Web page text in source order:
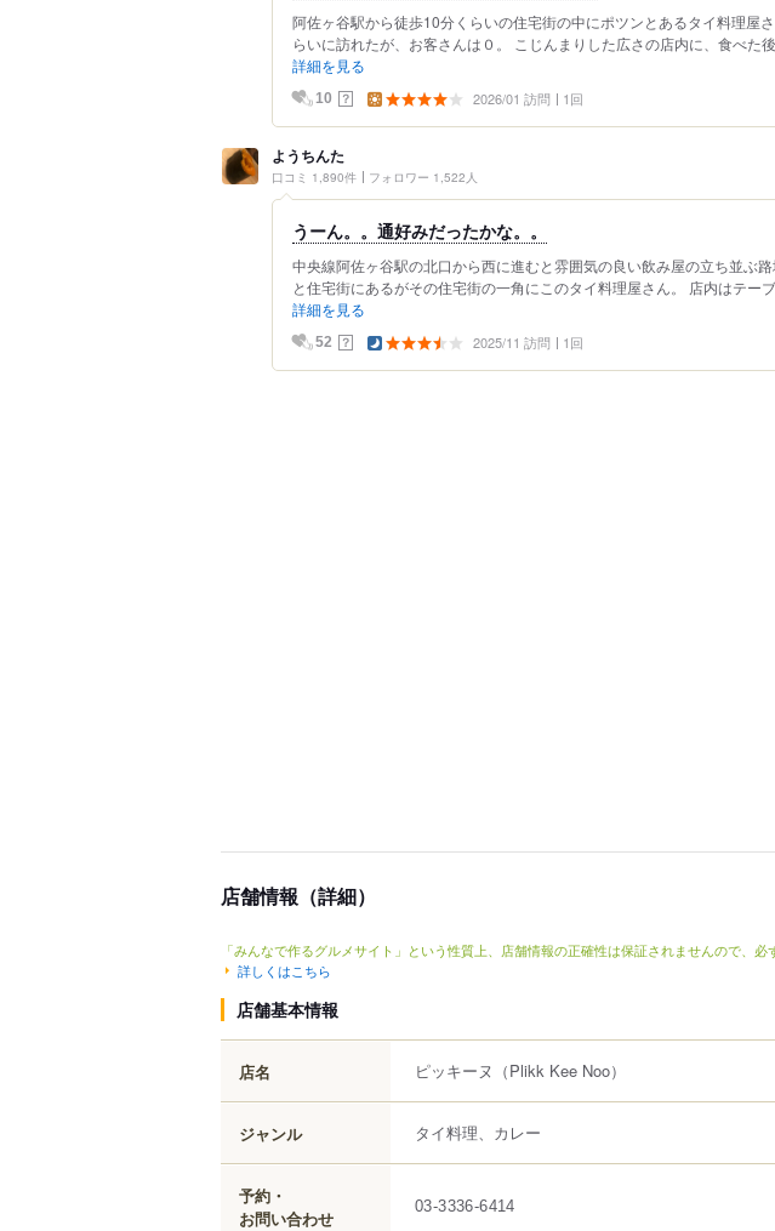
阿佐ヶ谷駅から徒歩10分くらいの住宅街の中にポツンとあるタイ料理屋
らいに訪れたが、お客さんは０。 こじんまりした広さの店内に、食べた
詳細を見る
10 ？ 2026/01 訪問 1回
ようちんた
口コミ 1,890件 フォロワー 1,522人
うーん。。通好みだったかな。。
中央線阿佐ヶ谷駅の北口から西に進むと雰囲気の良い飲み屋の立ち並ぶ
と住宅街にあるがその住宅街の一角にこのタイ料理屋さん。 店内はテー
詳細を見る
52 ？ 2025/11 訪問 1回
店舗情報（詳細）
「みんなで作るグルメサイト」という性質上、店舗情報の正確性は保証されませんので、必
詳しくはこちら
店舗基本情報
店名 ピッキーヌ （Plikk Kee Noo）
ジャンル タイ料理、カレー
予約・
お問い合わせ
03-3336-6414